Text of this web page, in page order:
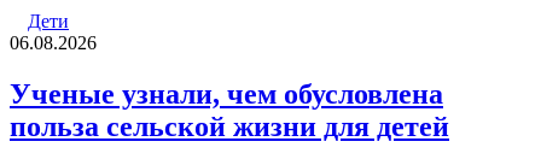
Дети
06.08.2026
Ученые узнали, чем обусловлена
польза сельской жизни для детей